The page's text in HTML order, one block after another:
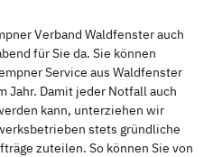
Passau
Rudelsdorf, Mittelfranken
Verband Waldfenster auch
für Sie da. Sie können
Service aus Waldfenster
Jahr. Damit jeder Notfall auch
kann, unterziehen wir
stets gründliche
zuteilen. So können Sie von